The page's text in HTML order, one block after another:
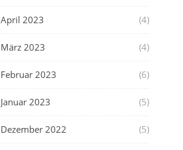
April 2023 (4)
März 2023 (4)
Februar 2023 (6)
Januar 2023 (5)
Dezember 2022 (5)